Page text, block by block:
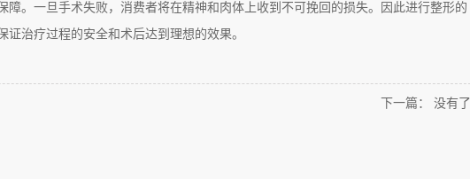
障。一旦手术失败，消费者将在精神和肉体上收到不可挽回的损失。因此进行整形的
治疗过程的安全和术后达到理想的效果。
下一篇： 没有了